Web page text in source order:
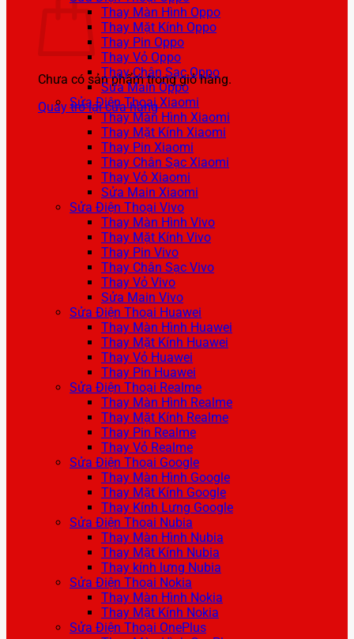
Chưa có sản phẩm trong giỏ hàng.
Quay trở lại cửa hàng
Thay Màn Hình Oppo
Thay Mặt Kính Oppo
Thay Pin Oppo
Thay Vỏ Oppo
Thay Chân Sạc Oppo
Sửa Main Oppo
Sửa Điện Thoại Xiaomi
Thay Màn Hình Xiaomi
Thay Mặt Kính Xiaomi
Thay Pin Xiaomi
Thay Chân Sạc Xiaomi
Thay Vỏ Xiaomi
Sửa Main Xiaomi
Sửa Điện Thoại Vivo
Thay Màn Hình Vivo
Thay Mặt Kính Vivo
Thay Pin Vivo
Thay Chân Sạc Vivo
Thay Vỏ Vivo
Sửa Main Vivo
Sửa Điện Thoại Huawei
Thay Màn Hình Huawei
Thay Mặt Kính Huawei
Thay Vỏ Huawei
Thay Pin Huawei
Sửa Điện Thoại Realme
Thay Màn Hình Realme
Thay Mặt Kính Realme
Thay Pin Realme
Thay Vỏ Realme
Sửa Điện Thoại Google
Thay Màn Hình Google
Thay Mặt Kính Google
Thay Kính Lưng Google
Sửa Điện Thoại Nubia
Thay Màn Hình Nubia
Thay Mặt Kính Nubia
Thay kính lưng Nubia
Sửa Điện Thoại Nokia
Thay Màn Hình Nokia
Thay Mặt Kính Nokia
Sửa Điện Thoại OnePlus